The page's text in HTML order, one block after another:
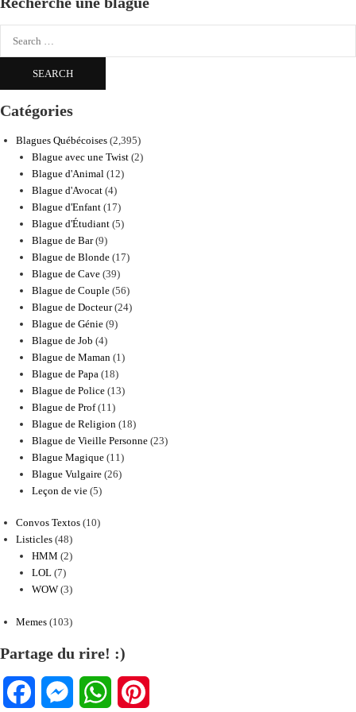
for:
Catégories
Blagues Québécoises (2,395)
Blague avec une Twist (2)
Blague d'Animal (12)
Blague d'Avocat (4)
Blague d'Enfant (17)
Blague d'Étudiant (5)
Blague de Bar(9)
Blague de Blonde (17)
Blague de Cave (39)
Blague de Couple (56)
Blague de Docteur(24)
Blague de Génie (9)
Blague de Job (4)
Blague de Maman (1)
Blague de Papa (18)
Blague de Police (13)
Blague de Prof(11)
Blague de Religion (18)
Blague de Vieille Personne (23)
Blague Magique (11)
Blague Vulgaire (26)
Leçon de vie (5)
Convos Textos (10)
Listicles (48)
HMM (2)
LOL (7)
WOW (3)
Memes (103)
Partage du rire! :)